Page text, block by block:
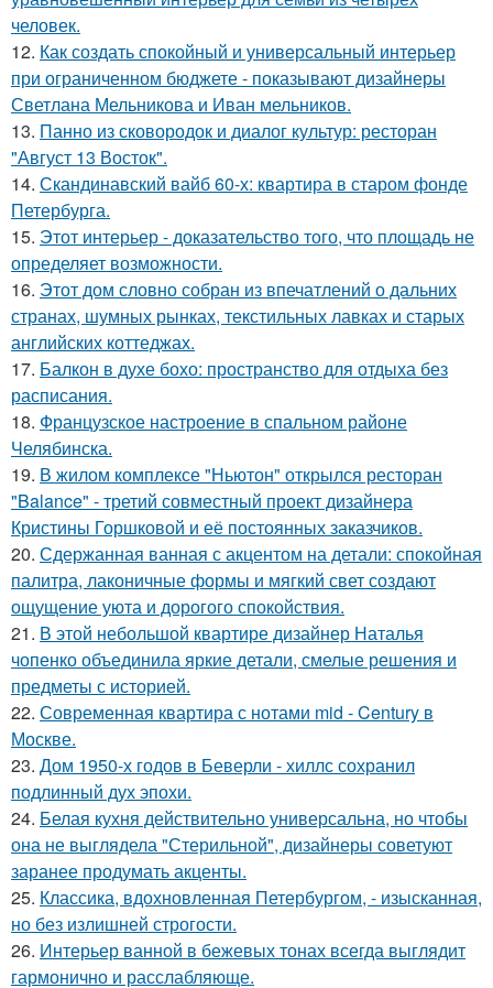
человек.
12. Как создать спокойный и универсальный интерьер
при ограниченном бюджете - показывают дизайнеры
Светлана Мельникова и Иван мельников.
13. Панно из сковородок и диалог культур: ресторан
"Август 13 Восток".
14. Скандинавский вайб 60-х: квартира в старом фонде
Петербурга.
15. Этот интерьер - доказательство того, что площадь не
определяет возможности.
16. Этот дом словно собран из впечатлений о дальних
странах, шумных рынках, текстильных лавках и старых
английских коттеджах.
17. Балкон в духе бохо: пространство для отдыха без
расписания.
18. Французское настроение в спальном районе
Челябинска.
19. В жилом комплексе "Ньютон" открылся ресторан
"Balance" - третий совместный проект дизайнера
Кристины Горшковой и её постоянных заказчиков.
20. Сдержанная ванная с акцентом на детали: спокойная
палитра, лаконичные формы и мягкий свет создают
ощущение уюта и дорогого спокойствия.
21. В этой небольшой квартире дизайнер Наталья
чопенко объединила яркие детали, смелые решения и
предметы с историей.
22. Современная квартира с нотами mid - Century в
Москве.
23. Дом 1950-х годов в Беверли - хиллс сохранил
подлинный дух эпохи.
24. Белая кухня действительно универсальна, но чтобы
она не выглядела "Стерильной", дизайнеры советуют
заранее продумать акценты.
25. Классика, вдохновленная Петербургом, - изысканная,
но без излишней строгости.
26. Интерьер ванной в бежевых тонах всегда выглядит
гармонично и расслабляюще.